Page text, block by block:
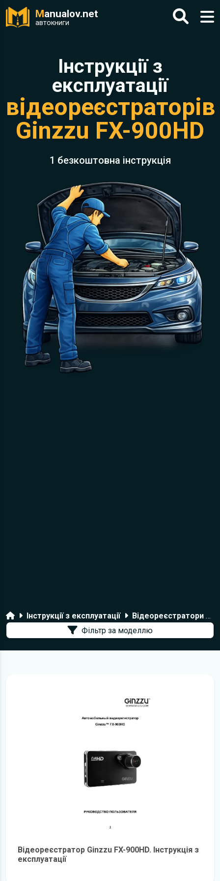
Manualov.net
автокниги
Інструкції з
експлуатації
відеореєстраторів
Ginzzu FX-900HD
1 безкоштовна інструкція
ГоловнаІнструкції з експлуатації
Відеореєстратори Ginzzu
Фільтр за моделлю
Відеореєстратор Ginzzu FX-900HD. Інструкція з
експлуатації